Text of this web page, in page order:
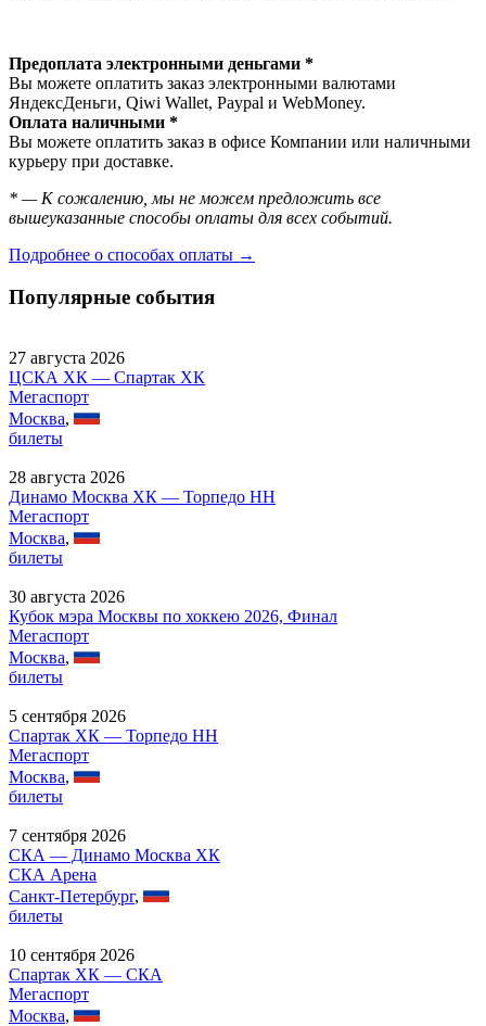
Предоплата электронными деньгами *
Вы можете оплатить заказ электронными валютами
ЯндексДеньги, Qiwi Wallet, Paypal и WebMoney.
Оплата наличными *
Вы можете оплатить заказ в офисе Компании или наличными
курьеру при доставке.
* — К сожалению, мы не можем предложить все
вышеуказанные способы оплаты для всех событий.
Подробнее о способах оплаты →
Популярные события
27 августа 2026
ЦСКА ХК — Спартак ХК
Мегаспорт
Москва,
билеты
28 августа 2026
Динамо Москва ХК — Торпедо НН
Мегаспорт
Москва,
билеты
30 августа 2026
Кубок мэра Москвы по хоккею 2026, Финал
Мегаспорт
Москва,
билеты
5 сентября 2026
Спартак ХК — Торпедо НН
Мегаспорт
Москва,
билеты
7 сентября 2026
СКА — Динамо Москва ХК
СКА Арена
Санкт-Петербург,
билеты
10 сентября 2026
Спартак ХК — СКА
Мегаспорт
Москва,